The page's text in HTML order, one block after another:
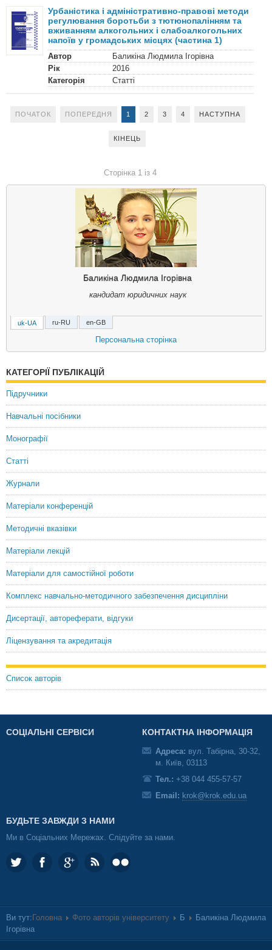
Урбаністика і адміністративно-правові методи
регулювання боротьби з тютюнопалінням та
вживанням алкогольних і слабоалкогольних
напоїв у громадських місцях (частина 1)
Автор
Баликіна Людмила Ігорівна
Рік
2016
Категорія
Статті
ПОЧАТОК ПОПЕРЕДНЯ 1 2 3 4 НАСТУПНА
КІНЕЦЬ
Сторінка 1 із 4
Баликіна Людмила Ігорівна
кандидат юридичних наук
Балыкина Людмила Игоревна
кандидат юридических наук
Balykina, Lyudmila Igorivna
uk-UA ru-RU en-GB
Персональна сторінка
КАТЕГОРІЇ ПУБЛІКАЦІЙ
Підручники
Навчальні посібники
Монографії
Статті
Журнали
Матеріали конференцій
Методичні вказівки
Матеріали лекцій
Матеріали для самостійної роботи
Комплекс навчально-методичного забезпечення дисципліни
Дисертації, автореферати, відгуки
Ліцензування та акредитація
Список авторів
СОЦІАЛЬНІ СЕРВІСИ КОНТАКТНА ІНФОРМАЦІЯ
Адреса: вул. Табірна, 30-32,
м. Київ, 03113
Тел.: +38 044 455-57-57
Email: krok@krok.edu.ua
БУДЬТЕ ЗАВЖДИ З НАМИ
Ми в Соціальних Мережах. Слідуйте за нами.
Ви тут: Головна Фото авторів університету Б
Баликіна Людмила
Ігорівна